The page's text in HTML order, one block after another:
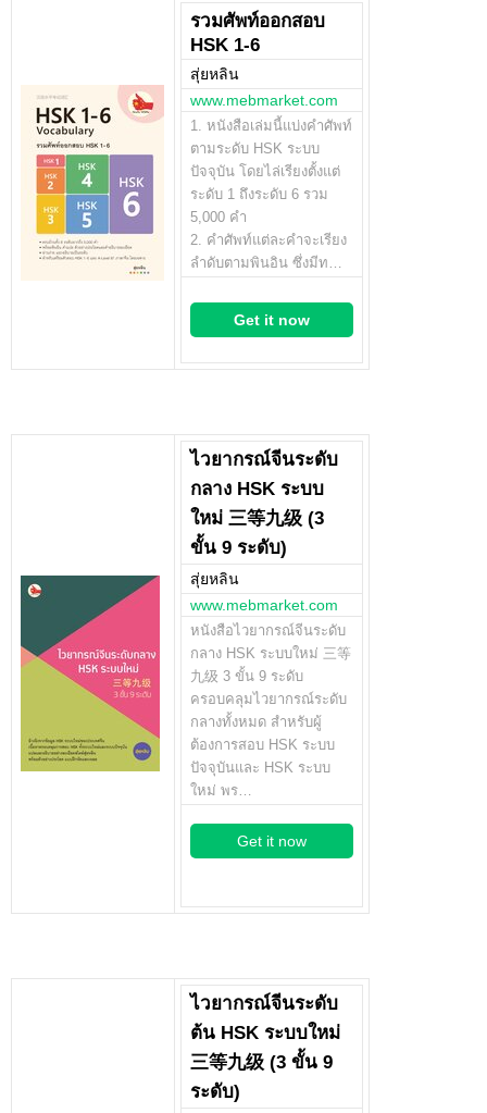
รวมศัพท์ออกสอบ
HSK 1-6
สุ่ยหลิน
www.mebmarket.com
1. หนังสือเล่มนี้แบ่งคำศัพท์
ตามระดับ HSK ระบบ
ปัจจุบัน โดยไล่เรียงตั้งแต่
ระดับ 1 ถึงระดับ 6 รวม
5,000 คำ
2. คำศัพท์แต่ละคำจะเรียง
ลำดับตามพินอิน ซึ่งมีท…
Get it now
ไวยากรณ์จีนระดับ
กลาง HSK ระบบ
ใหม่ 三等九级 (3
ขั้น 9 ระดับ)
สุ่ยหลิน
www.mebmarket.com
หนังสือไวยากรณ์จีนระดับ
กลาง HSK ระบบใหม่ 三等
九级 3 ขั้น 9 ระดับ
ครอบคลุมไวยากรณ์ระดับ
กลางทั้งหมด สำหรับผู้
ต้องการสอบ HSK ระบบ
ปัจจุบันและ HSK ระบบ
ใหม่ พร…
Get it now
ไวยากรณ์จีนระดับ
ต้น HSK ระบบใหม่
三等九级 (3 ขั้น 9
ระดับ)